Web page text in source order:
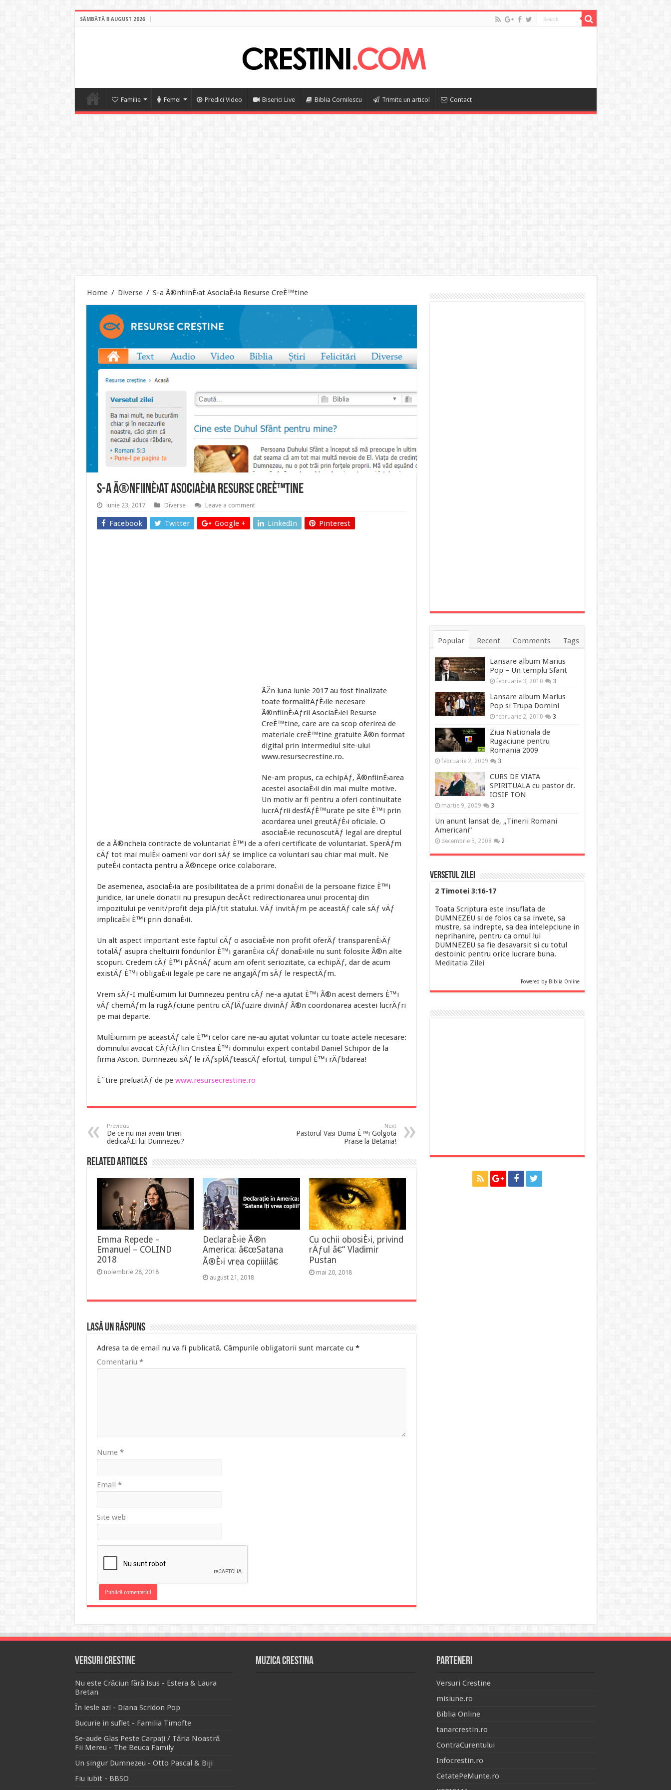
SÂMBĂTĂ 8 AUGUST 2026
Familie Femei Predici Video Biserici Live Biblia Cornilescu Trimite un articol Contact
Home / Diverse / S-a Ã®nfiinÈ›at AsociaÈ›ia Resurse CreÈ™tine
S-a Ã®nfiinÈ›at AsociaÈ›ia Resurse CreÈ™tine
iunie 23, 2017 Diverse Leave a comment
Facebook Twitter Google + LinkedIn Pinterest
ÃŽn luna iunie 2017 au fost finalizate
toate formalitÄƒÈ›ile necesare
Ã®nfiinÈ›Äƒrii AsociaÈ›iei Resurse
CreÈ™tine, care are ca scop oferirea de
materiale creÈ™tine gratuite Ã®n format
digital prin intermediul site-ului
www.resursecrestine.ro.
Ne-am propus, ca echipÄƒ, Ã®nfiinÈ›area
acestei asociaÈ›ii din mai multe motive.
Un motiv ar fi pentru a oferi continuitate
lucrÄƒrii desfÄƒÈ™urate pe site È™i prin
acordarea unei greutÄƒÈ›i oficiale. O
asociaÈ›ie recunoscutÄƒ legal are dreptul
de a Ã®ncheia contracte de voluntariat È™i de a oferi certificate de voluntariat. SperÄƒm
cÄƒ tot mai mulÈ›i oameni vor dori sÄƒ se implice ca voluntari sau chiar mai mult. Ne
puteÈ›i contacta pentru a Ã®ncepe orice colaborare.
De asemenea, asociaÈ›ia are posibilitatea de a primi donaÈ›ii de la persoane fizice È™i
juridice, iar unele donatii nu presupun decÃ¢t redirectionarea unui procentaj din
impozitului pe venit/profit deja plÄƒtit statului. VÄƒ invitÄƒm pe aceastÄƒ cale sÄƒ vÄƒ
implicaÈ›i È™i prin donaÈ›ii.
Un alt aspect important este faptul cÄƒ o asociaÈ›ie non profit oferÄƒ transparenÈ›Äƒ
totalÄƒ asupra cheltuirii fondurilor È™i garanÈ›ia cÄƒ donaÈ›iile nu sunt folosite Ã®n alte
scopuri. Credem cÄƒ È™i pÃ¢nÄƒ acum am oferit seriozitate, ca echipÄƒ, dar de acum
existÄƒ È™i obligaÈ›ii legale pe care ne angajÄƒm sÄƒ le respectÄƒm.
Vrem sÄƒ-I mulÈ›umim lui Dumnezeu pentru cÄƒ ne-a ajutat È™i Ã®n acest demers È™i
vÄƒ chemÄƒm la rugÄƒciune pentru cÄƒlÄƒuzire divinÄƒ Ã®n coordonarea acestei lucrÄƒri
pe mai departe.
MulÈ›umim pe aceastÄƒ cale È™i celor care ne-au ajutat voluntar cu toate actele necesare:
domnului avocat CÄƒtÄƒlin Cristea È™i domnului expert contabil Daniel Schipor de la
firma Ascon. Dumnezeu sÄƒ le rÄƒsplÄƒteascÄƒ efortul, timpul È™i rÄƒbdarea!
È˜tire preluatÄƒ de pe www.resursecrestine.ro
Previous
De ce nu mai avem tineri
dedicaÅ£i lui Dumnezeu?
Next
Pastorul Vasi Duma È™i Golgota
Praise la Betania!
Related Articles
Emma Repede –
Emanuel – COLIND
2018
noiembrie 28, 2018
DeclaraÈ›ie Ã®n
America: â€œSatana
Ã®È›i vrea copiii!â€
august 21, 2018
Cu ochii obosiÈ›i, privind
rÄƒul â€“ Vladimir
Pustan
mai 20, 2018
Lasă un răspuns
Adresa ta de email nu va fi publicată. Câmpurile obligatorii sunt marcate cu *
Comentariu *
Nume *
Email *
Site web
Popular Recent Comments Tags
Lansare album Marius
Pop – Un templu Sfant
februarie 3, 2010 3
Lansare album Marius
Pop si Trupa Domini
februarie 2, 2010 3
Ziua Nationala de
Rugaciune pentru
Romania 2009
februarie 2, 2009 3
CURS DE VIATA
SPIRITUALA cu pastor dr.
IOSIF TON
martie 9, 2009 3
Un anunt lansat de, „Tinerii Romani
Americani”
decembrie 5, 2008 2
Versetul Zilei
2 Timotei 3:16-17
Toata Scriptura este insuflata de
DUMNEZEU si de folos ca sa invete, sa
mustre, sa indrepte, sa dea intelepciune in
neprihanire, pentru ca omul lui
DUMNEZEU sa fie desavarsit si cu totul
destoinic pentru orice lucrare buna.
Meditatia Zilei
Powered by Biblia Online
Versuri Crestine
Nu este Crăciun fără Isus - Estera & Laura
Bretan
În iesle azi - Diana Scridon Pop
Bucurie in suflet - Familia Timofte
Se-aude Glas Peste Carpați / Tăria Noastră
Fii Mereu - The Beuca Family
Un singur Dumnezeu - Otto Pascal & Biji
Fiu iubit - BBSO
Muzica Crestina Parteneri
Versuri Crestine
misiune.ro
Biblia Online
tanarcrestin.ro
ContraCurentului
Infocrestin.ro
CetatePeMunte.ro